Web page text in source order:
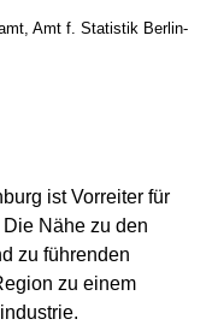
Amt f. Statistik Berlin-
ist Vorreiter für
Nähe zu den
zu führenden
zu einem